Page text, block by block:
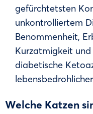
gefürchtetsten
unkontrolliertem
Benommenheit,
Kurzatmigkeit
diabetische
Welche Katzen